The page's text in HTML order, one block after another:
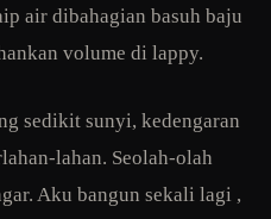
air dibahagian basuh baju
volume di lappy.
sedikit sunyi, kedengaran
lahan. Seolah-olah
Aku bangun sekali lagi ,